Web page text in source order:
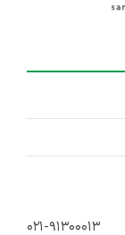
۰۲۱-۹۱۳۰۰۰۱۳